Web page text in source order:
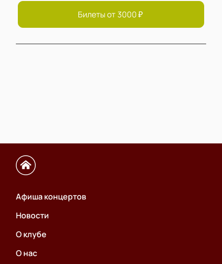
Билеты от 3000₽
Афиша концертов
Новости
О клубе
О нас